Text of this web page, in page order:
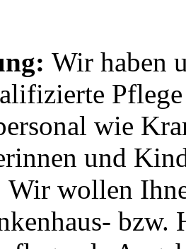
Wir haben
wie
und
Wir wollen